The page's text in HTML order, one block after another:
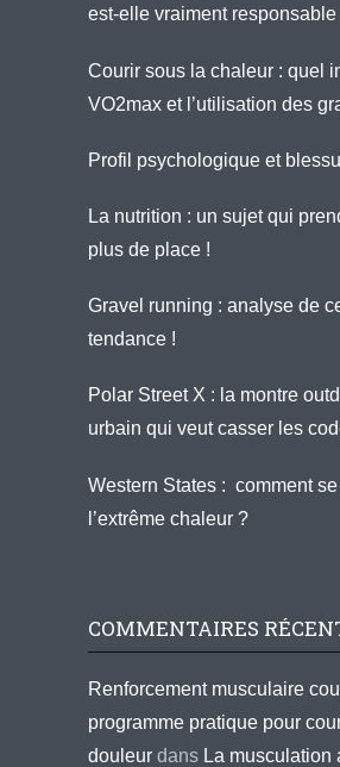
est-elle vraiment responsable
Courir sous la chaleur : quel
VO2max et l’utilisation des
Profil psychologique et
La nutrition : un sujet qui
plus de place !
Gravel running : analyse de
tendance !
Polar Street X : la montre
urbain qui veut casser les
Western States : comment
l’extrême chaleur ?
COMMENTAIRES
Renforcement musculaire
programme pratique pour
douleur dans La musculation